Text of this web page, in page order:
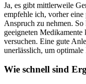
Ja, es gibt mittlerweile
empfehle ​ich,⁤ vorher
Anspruch ⁢zu‍ nehmen.
geeigneten Medikamente
versuchen. Eine gute
⁤unerlässlich, um optimale
Wie schnell sind